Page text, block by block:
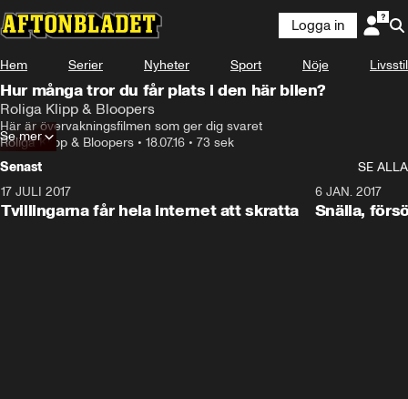
Logga in
Hem Serier Nyheter Sport Nöje Livsstil
Hur många tror du får plats i den här bilen?
Roliga Klipp & Bloopers
Här är övervakningsfilmen som ger dig svaret
Roliga Klipp & Bloopers • 18.07.16 • 73 sek
Se mer
Senast
SE ALLA
17 JULI 2017
Tvillingarna får hela internet att skratta
6 JAN. 2017
Snälla,